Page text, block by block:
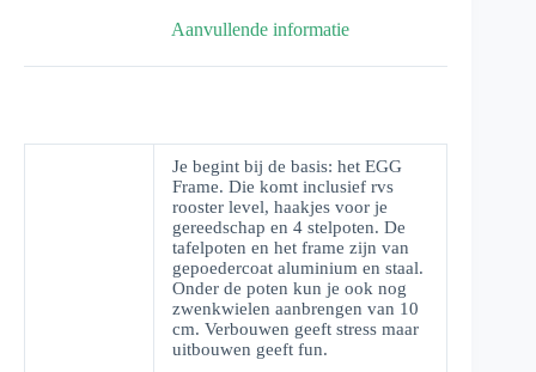
Aanvullende informatie
Je begint bij de basis: het EGG
Frame. Die komt inclusief rvs
rooster level, haakjes voor je
gereedschap en 4 stelpoten. De
tafelpoten en het frame zijn van
gepoedercoat aluminium en staal.
Onder de poten kun je ook nog
zwenkwielen aanbrengen van 10
cm. Verbouwen geeft stress maar
uitbouwen geeft fun.